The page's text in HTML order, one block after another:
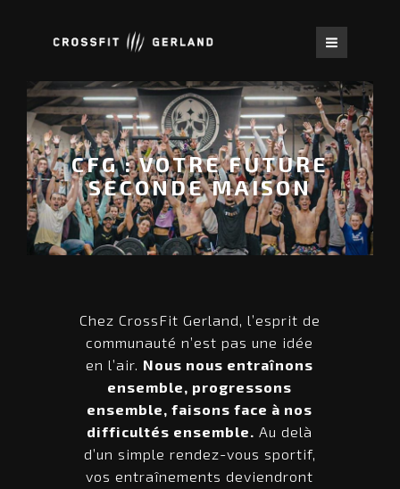
LA BOX
LE CROSSFIT ?
ENTRAÎNEMENTS
TARIFS
COMMUNAUTÉ
SHOP
RÉSERVATION
CFG : VOTRE FUTURE
SECONDE MAISON
Chez CrossFit Gerland, l’esprit de
communauté n’est pas une idée
en l’air. Nous nous entraînons
ensemble, progressons
ensemble, faisons face à nos
difficultés ensemble. Au delà
d’un simple rendez-vous sportif,
vos entraînements deviendront